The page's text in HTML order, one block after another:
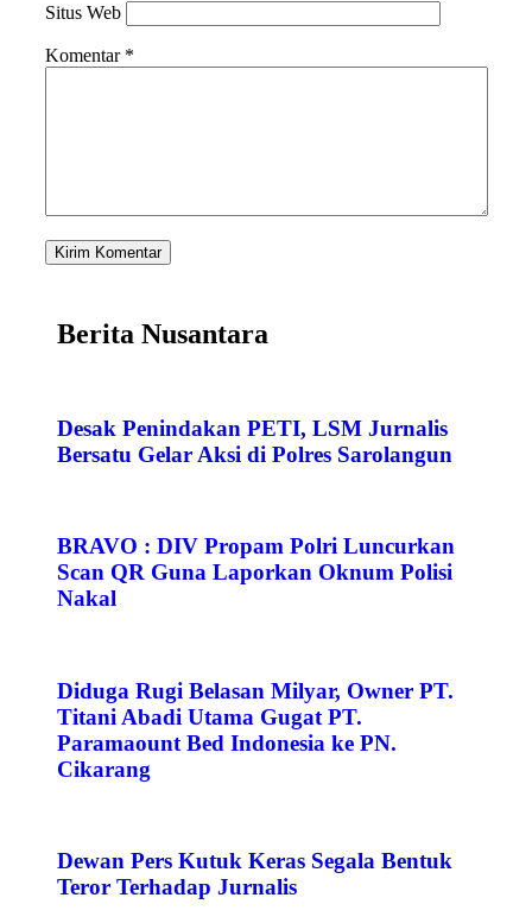
Situs Web
Komentar *
Berita Nusantara
Desak Penindakan PETI, LSM Jurnalis
Bersatu Gelar Aksi di Polres Sarolangun
BRAVO : DIV Propam Polri Luncurkan
Scan QR Guna Laporkan Oknum Polisi
Nakal
Diduga Rugi Belasan Milyar, Owner PT.
Titani Abadi Utama Gugat PT.
Paramaount Bed Indonesia ke PN.
Cikarang
Dewan Pers Kutuk Keras Segala Bentuk
Teror Terhadap Jurnalis